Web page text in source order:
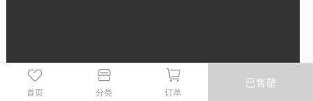
首页 分类 订单
已售罄